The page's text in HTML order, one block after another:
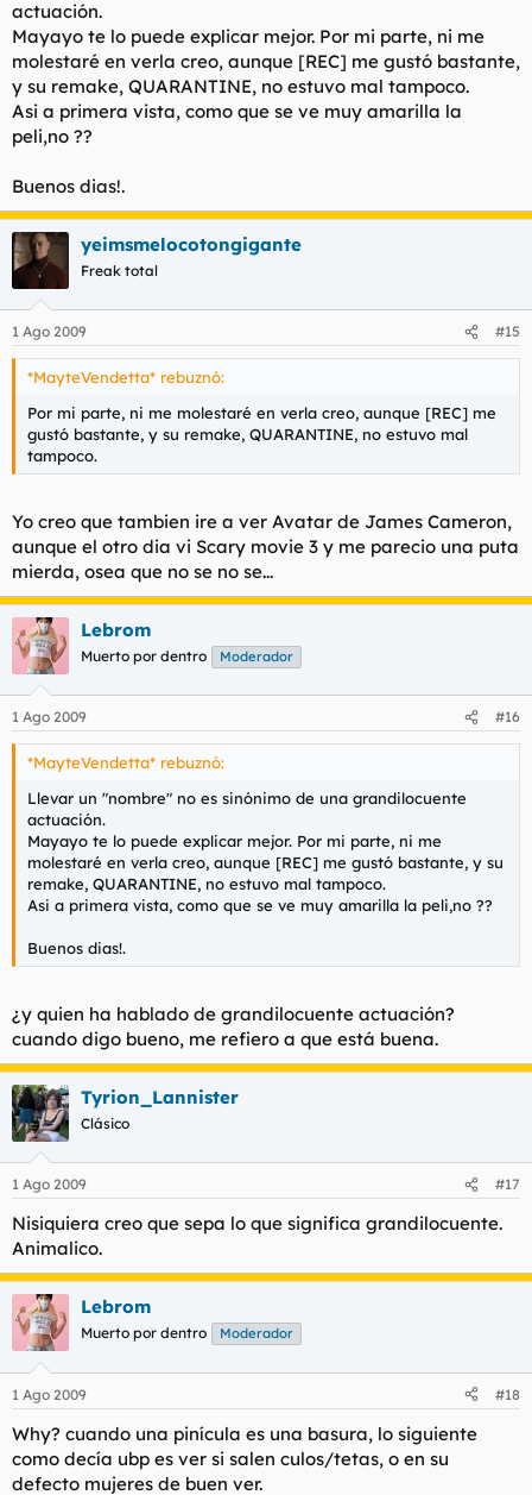
actuación.
Mayayo te lo puede explicar mejor. Por mi parte, ni me
molestaré en verla creo, aunque [REC] me gustó bastante,
y su remake, QUARANTINE, no estuvo mal tampoco.
Asi a primera vista, como que se ve muy amarilla la
peli,no ??
Buenos dias!.
yeimsmelocotongigante
Freak total
1 Ago 2009 #15
*MayteVendetta* rebuznó:
Por mi parte, ni me molestaré en verla creo, aunque [REC] me
gustó bastante, y su remake, QUARANTINE, no estuvo mal
tampoco.
Yo creo que tambien ire a ver Avatar de James Cameron,
aunque el otro dia vi Scary movie 3 y me parecio una puta
mierda, osea que no se no se...
Lebrom
Muerto por dentro Moderador
1 Ago 2009 #16
*MayteVendetta* rebuznó:
Llevar un "nombre" no es sinónimo de una grandilocuente
actuación.
Mayayo te lo puede explicar mejor. Por mi parte, ni me
molestaré en verla creo, aunque [REC] me gustó bastante, y su
remake, QUARANTINE, no estuvo mal tampoco.
Asi a primera vista, como que se ve muy amarilla la peli,no ??
Buenos dias!.
¿y quien ha hablado de grandilocuente actuación?
cuando digo bueno, me refiero a que está buena.
Tyrion_Lannister
Clásico
1 Ago 2009 #17
Nisiquiera creo que sepa lo que significa grandilocuente.
Animalico.
Lebrom
Muerto por dentro Moderador
1 Ago 2009 #18
Why? cuando una pinícula es una basura, lo siguiente
como decía ubp es ver si salen culos/tetas, o en su
defecto mujeres de buen ver.